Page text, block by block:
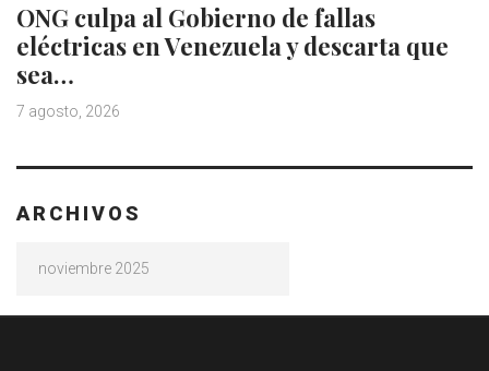
ONG culpa al Gobierno de fallas
eléctricas en Venezuela y descarta que
sea…
7 agosto, 2026
ARCHIVOS